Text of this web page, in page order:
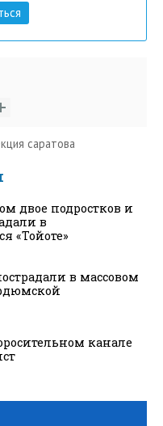
саратова
двое подростков и
в
«Тойоте»
в массовом
канале